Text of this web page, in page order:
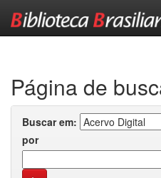
Página de
Buscar em:
por